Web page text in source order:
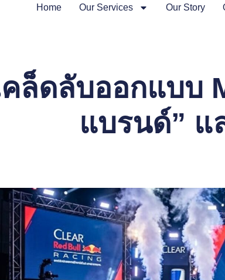
Home Our Services Our Story
คล็ดลับออกแบบ
แบรนด์” แ